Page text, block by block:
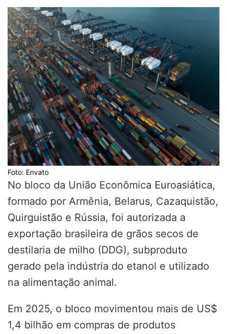
Foto: Envato
No bloco da União Econômica Euroasiática,
formado por Armênia, Belarus, Cazaquistão,
Quirguistão e Rússia, foi autorizada a
exportação brasileira de grãos secos de
destilaria de milho (DDG), subproduto
gerado pela indústria do etanol e utilizado
na alimentação animal.
Em 2025, o bloco movimentou mais de US$
1,4 bilhão em compras de produtos